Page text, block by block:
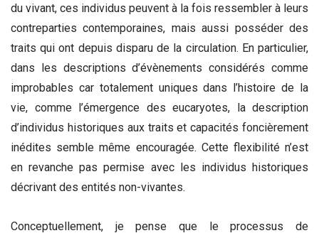
du vivant, ces individus peuvent à la fois ressembler à leurs
contreparties contemporaines, mais aussi posséder des
traits qui ont depuis disparu de la circulation. En particulier,
dans les descriptions d’évènements considérés comme
improbables car totalement uniques dans l’histoire de la
vie, comme l’émergence des eucaryotes, la description
d’individus historiques aux traits et capacités foncièrement
inédites semble même encouragée. Cette flexibilité n’est
en revanche pas permise avec les individus historiques
décrivant des entités non-vivantes.
Conceptuellement, je pense que le processus de